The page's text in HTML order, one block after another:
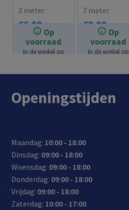
Op
voorraad
In de winkel op
€6.99
3 meter
Op
voorraad
In de winkel op
€8.99
7 meter
Openingstijden
Maandag: 10:00 - 18:00
Dinsdag: 09:00 - 18:00
Woensdag: 09:00 - 18:00
Donderdag: 09:00 - 18:00
Vrijdag: 09:00 - 18:00
Zaterdag: 10:00 - 17:00